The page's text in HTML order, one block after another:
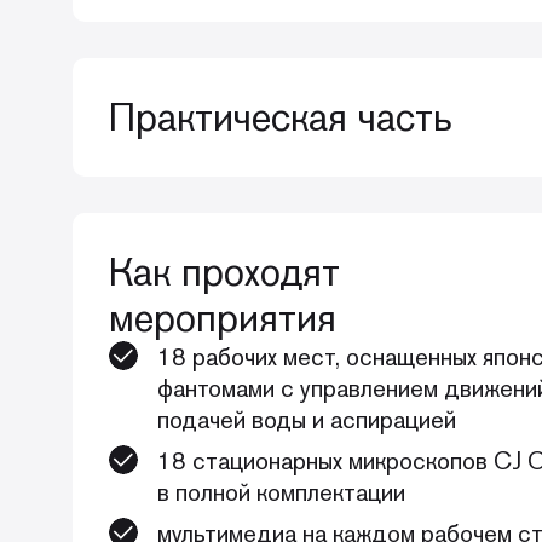
Коммуникация с родителем как
- Как доносить свою точку зрения
- Предугадывание и решение
скрипты и триггеры
- Работа со «сложными» родителями:
агрессивные, «всезнайки»
Практическая часть
Эндодонтия молочных зубов на моделях
каналов:
- Обработка корневых каналов
- Подготовка к пломбированию корневых
- Пломбирование корневых каналов
Как проходят
мероприятия
18 рабочих мест, оснащенных
фантомами с управлением
подачей воды и аспирацией
18 стационарных микроскопов CJ
в полной комплектации
мультимедиа на каждом рабочем